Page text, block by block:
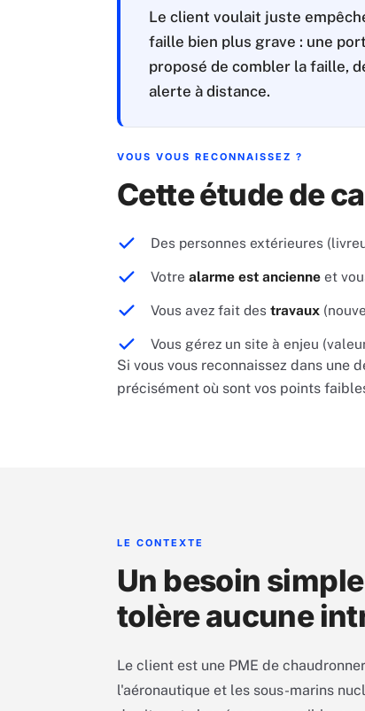
Le client voulait juste
faille bien plus grave : une
proposé de combler la faille,
alerte à distance.
VOUS VOUS RECONNAISSEZ ?
Cette étude de
Des personnes extérieures
Votre alarme est ancienne et
Vous avez fait des travaux
Vous gérez un site à enjeu
Si vous vous reconnaissez dans une
précisément où sont vos points
LE CONTEXTE
Un besoin
tolère aucune
Le client est une PME de
l'aéronautique et les sous-marins